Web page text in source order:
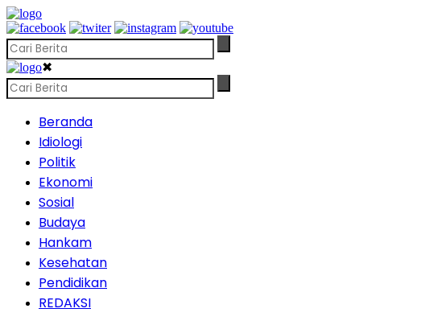
✖
Beranda
Idiologi
Politik
Ekonomi
Sosial
Budaya
Hankam
Kesehatan
Pendidikan
REDAKSI